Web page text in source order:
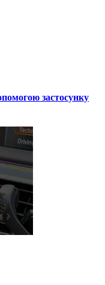
застосунку